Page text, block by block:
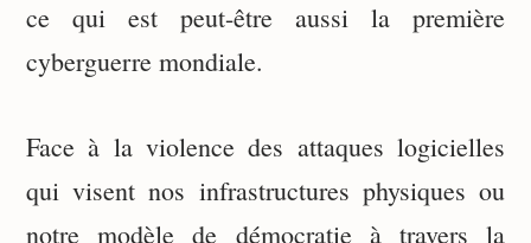
ce qui est peut-être aussi la première
cyberguerre mondiale.
Face à la violence des attaques logicielles
qui visent nos infrastructures physiques ou
notre modèle de démocratie à travers la